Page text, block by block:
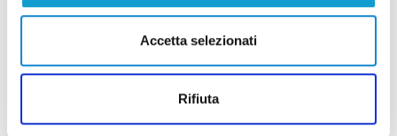
Accetta selezionati
Rifiuta